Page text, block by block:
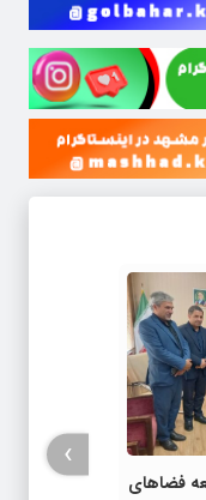
فضاهای
›